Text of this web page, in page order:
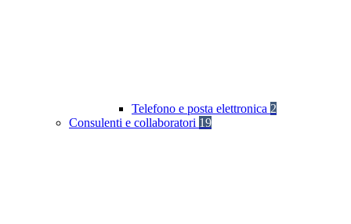
Telefono e posta elettronica 2
Consulenti e collaboratori 19